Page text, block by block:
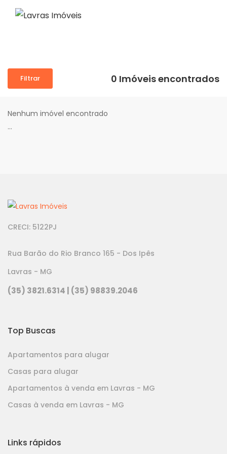
Filtrar 0 Imóveis encontrados
Nenhum imóvel encontrado
...
CRECI: 5122PJ
Rua Barão do Rio Branco 165 - Dos Ipês
Lavras - MG
(35) 3821.6314 | (35) 98839.2046
Top Buscas
Apartamentos para alugar
Casas para alugar
Apartamentos à venda em Lavras - MG
Casas à venda em Lavras - MG
Links rápidos